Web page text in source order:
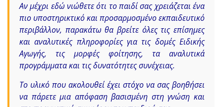
Αν μέχρι εδώ νιώθετε ότι το παιδί σας χρειάζεται ένα
πιο υποστηρικτικό και προσαρμοσμένο εκπαιδευτικό
περιβάλλον, παρακάτω θα βρείτε όλες τις επίσημες
και αναλυτικές πληροφορίες για τις δομές Ειδικής
Αγωγής, τις μορφές φοίτησης, τα αναλυτικά
προγράμματα και τις δυνατότητες συνέχειας.
Το υλικό που ακολουθεί έχει στόχο να σας βοηθήσει
να πάρετε μια απόφαση βασισμένη στη γνώση και